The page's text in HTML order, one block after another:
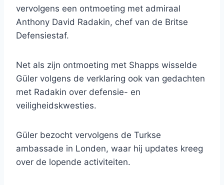
vervolgens een ontmoeting met admiraal
Anthony David Radakin, chef van de Britse
Defensiestaf.
Net als zijn ontmoeting met Shapps wisselde
Güler volgens de verklaring ook van gedachten
met Radakin over defensie- en
veiligheidskwesties.
Güler bezocht vervolgens de Turkse
ambassade in Londen, waar hij updates kreeg
over de lopende activiteiten.